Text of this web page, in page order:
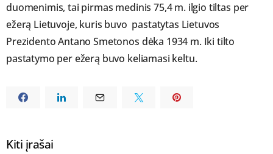
duomenimis, tai pirmas medinis 75,4 m. ilgio tiltas per
ežerą Lietuvoje, kuris buvo pastatytas Lietuvos
Prezidento Antano Smetonos dėka 1934 m. Iki tilto
pastatymo per ežerą buvo keliamasi keltu.
Kiti įrašai